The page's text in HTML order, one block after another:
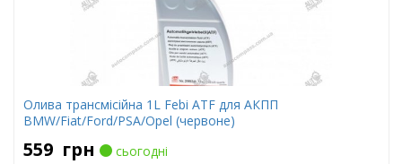
Олива трансмісійна 1L Febi ATF для АКПП
BMW/Fiat/Ford/PSA/Opel (червоне)
559 грн
сьогодні